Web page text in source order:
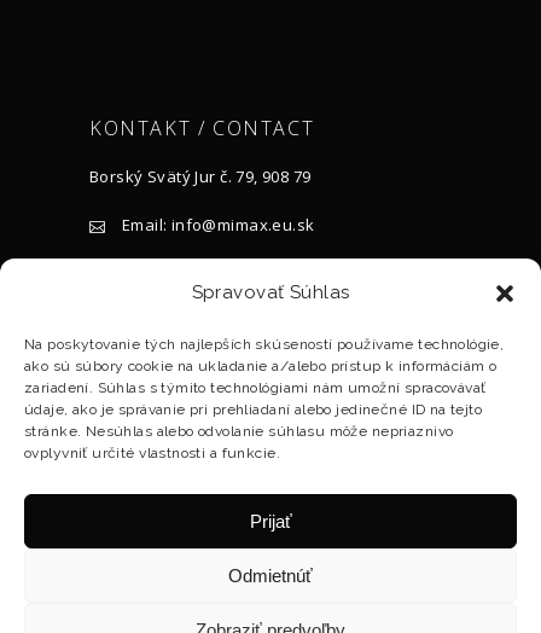
Spravovať Súhlas
Na poskytovanie tých najlepších skúseností používame technológie,
ako sú súbory cookie na ukladanie a/alebo prístup k informáciám o
zariadení. Súhlas s týmito technológiami nám umožní spracovávať
údaje, ako je správanie pri prehliadaní alebo jedinečné ID na tejto
stránke. Nesúhlas alebo odvolanie súhlasu môže nepriaznivo
ovplyvniť určité vlastnosti a funkcie.
Prijať
Odmietnúť
KONTAKT / CONTACT
Borský Svätý Jur č. 79, 908 79
Email: info@mimax.eu.sk
BILLING INFORMATION:
ID: 45697418
VAT ID : SK2023115996